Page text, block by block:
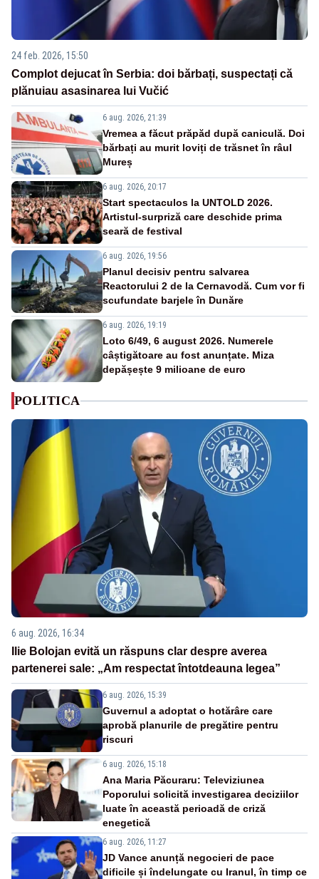
24 feb. 2026, 15:50
Complot dejucat în Serbia: doi bărbați, suspectați că
plănuiau asasinarea lui Vučić
6 aug. 2026, 21:39
Vremea a făcut prăpăd după caniculă. Doi
bărbați au murit loviți de trăsnet în râul
Mureș
6 aug. 2026, 20:17
Start spectaculos la UNTOLD 2026.
Artistul-surpriză care deschide prima
seară de festival
6 aug. 2026, 19:56
Planul decisiv pentru salvarea
Reactorului 2 de la Cernavodă. Cum vor fi
scufundate barjele în Dunăre
6 aug. 2026, 19:19
Loto 6/49, 6 august 2026. Numerele
câștigătoare au fost anunțate. Miza
depășește 9 milioane de euro
POLITICA
6 aug. 2026, 16:34
Ilie Bolojan evită un răspuns clar despre averea
partenerei sale: „Am respectat întotdeauna legea”
6 aug. 2026, 15:39
Guvernul a adoptat o hotărâre care
aprobă planurile de pregătire pentru
riscuri
6 aug. 2026, 15:18
Ana Maria Păcuraru: Televiziunea
Poporului solicită investigarea deciziilor
luate în această perioadă de criză
enegetică
6 aug. 2026, 11:27
JD Vance anunță negocieri de pace
dificile și îndelungate cu Iranul, în timp ce